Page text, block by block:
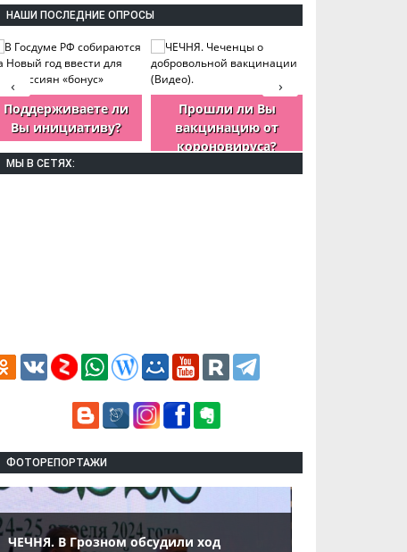
НАШИ ПОСЛЕДНИЕ ОПРОСЫ
Поддерживаете ли
Вы инициативу?
Прошли ли Вы
вакцинацию от
короновируса?
›
‹
МЫ В СЕТЯХ:
ФОТОРЕПОРТАЖИ
ЧЕЧНЯ. В Грозном обсудили ход